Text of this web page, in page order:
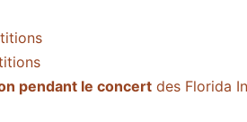
pendant le concert des Florida